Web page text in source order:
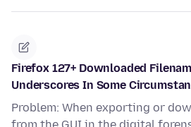
Firefox 127+ Downloaded
Underscores In Some
Problem: When exporting or